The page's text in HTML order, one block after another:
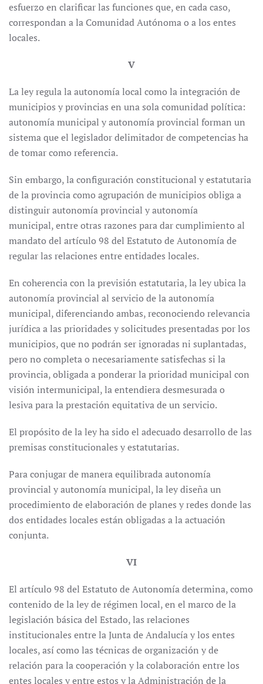
esfuerzo en clarificar las funciones que, en cada caso,
correspondan a la Comunidad Autónoma o a los entes
locales.
V
La ley regula la autonomía local como la integración de
municipios y provincias en una sola comunidad política:
autonomía municipal y autonomía provincial forman un
sistema que el legislador delimitador de competencias ha
de tomar como referencia.
Sin embargo, la configuración constitucional y estatutaria
de la provincia como agrupación de municipios obliga a
distinguir autonomía provincial y autonomía
municipal, entre otras razones para dar cumplimiento al
mandato del artículo 98 del Estatuto de Autonomía de
regular las relaciones entre entidades locales.
En coherencia con la previsión estatutaria, la ley ubica la
autonomía provincial al servicio de la autonomía
municipal, diferenciando ambas, reconociendo relevancia
jurídica a las prioridades y solicitudes presentadas por los
municipios, que no podrán ser ignoradas ni suplantadas,
pero no completa o necesariamente satisfechas si la
provincia, obligada a ponderar la prioridad municipal con
visión intermunicipal, la entendiera desmesurada o
lesiva para la prestación equitativa de un servicio.
El propósito de la ley ha sido el adecuado desarrollo de las
premisas constitucionales y estatutarias.
Para conjugar de manera equilibrada autonomía
provincial y autonomía municipal, la ley diseña un
procedimiento de elaboración de planes y redes donde las
dos entidades locales están obligadas a la actuación
conjunta.
VI
El artículo 98 del Estatuto de Autonomía determina, como
contenido de la ley de régimen local, en el marco de la
legislación básica del Estado, las relaciones
institucionales entre la Junta de Andalucía y los entes
locales, así como las técnicas de organización y de
relación para la cooperación y la colaboración entre los
entes locales y entre estos y la Administración de la